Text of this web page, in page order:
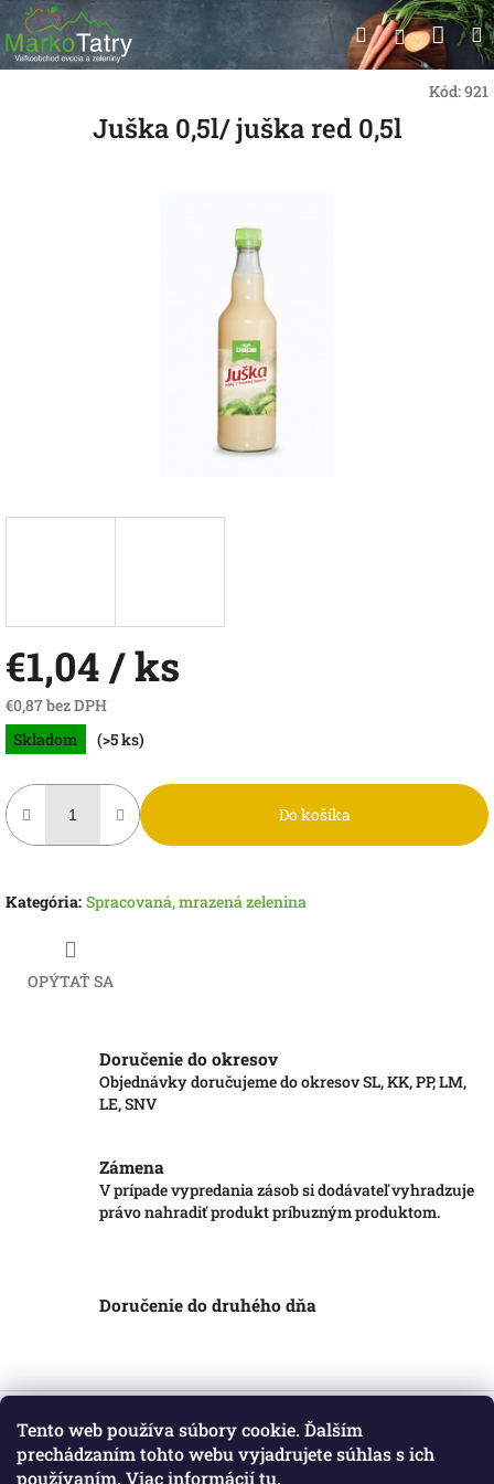
Tento web používa súbory cookie. Ďalším
prechádzaním tohto webu vyjadrujete súhlas s ich
používaním. Viac informáciítu.
Prejsť
na
obsah
Hľadať
Kód:921
Juška 0,5l/ juška red 0,5l
€1,04 / ks
€0,87 bez DPH
Jednotková
cena:
Skladom (>5 ks)
Do košíka
Kategória: Spracovaná, mrazená zelenina
OPÝTAŤ SA
Doručenie do okresov
Objednávky doručujeme do okresov SL, KK, PP, LM,
LE, SNV
Zámena
V prípade vypredania zásob si dodávateľ vyhradzuje
právo nahradiť produkt príbuzným produktom.
Doručenie do druhého dňa
Z
Informácie pre vás
Obchodné podmienky